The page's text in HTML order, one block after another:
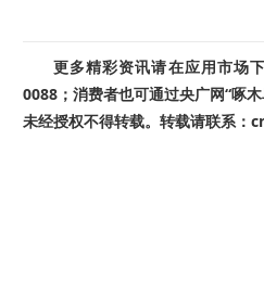
更多精彩资讯请在应用市场
0088；消费者也可通过央广网“啄
未经授权不得转载。转载请联系：